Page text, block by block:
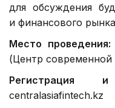
для обсуждения
и финансового
Место проведения:
(Центр
Регистрация
centralasiafintech.kz